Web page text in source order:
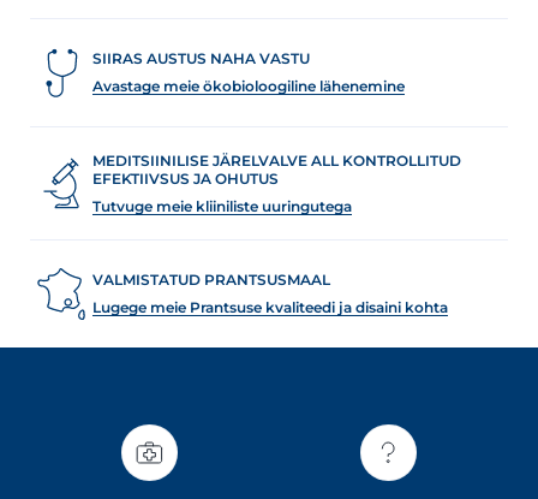
SIIRAS AUSTUS NAHA VASTU
Avastage meie ökobioloogiline lähenemine
MEDITSIINILISE JÄRELVALVE ALL KONTROLLITUD
EFEKTIIVSUS JA OHUTUS
Tutvuge meie kliiniliste uuringutega
VALMISTATUD PRANTSUSMAAL
Lugege meie Prantsuse kvaliteedi ja disaini kohta